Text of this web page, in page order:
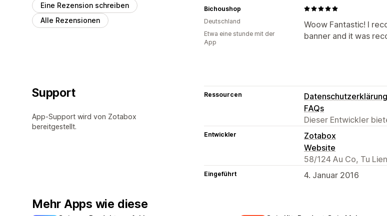
Eine Rezension schreiben
Alle Rezensionen
Woow Fantastic! I
banner and it was
Bichoushop
Deutschland
Etwa eine stunde mit der
App
Support
App-Support wird von Zotabox
bereitgestellt.
Ressourcen
Datenschutzerklärung
FAQs
Dieser Entwickler
Entwickler
Zotabox
Website
58/124 Au Co, Tu
Eingeführt 4. Januar 2016
Mehr Apps wie diese